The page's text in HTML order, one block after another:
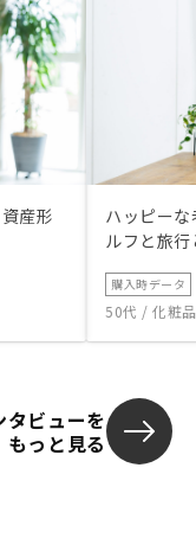
産形
ハッピー
ルフと旅
購入時データ
50代 / 化粧
タビューを
もっと見る